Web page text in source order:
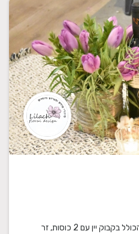
מארז מפנק רומנטי. מארז מפנק הכולל בקבוק יין עם 2 כוסות, זר